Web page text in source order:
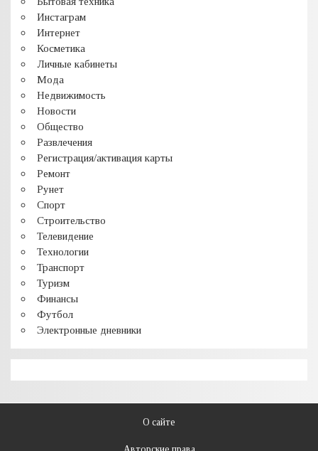
Инстаграм
Интернет
Косметика
Личные кабинеты
Мода
Недвижимость
Новости
Общество
Развлечения
Регистрация/активация карты
Ремонт
Рунет
Спорт
Строительство
Телевидение
Технологии
Транспорт
Туризм
Финансы
Футбол
Электронные дневники
О сайте